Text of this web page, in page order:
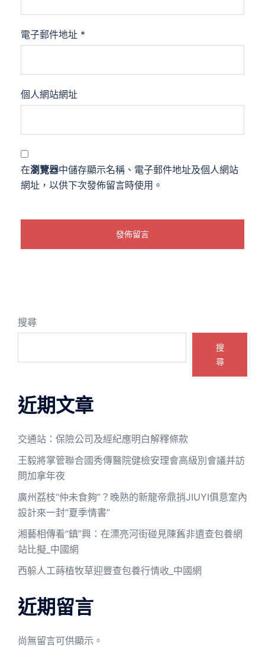
電子郵件地址 *
個人網站網址
在瀏覽器中儲存顯示名稱、電子郵件地址及個人網站
網址，以供下次發佈留言時使用。
搜尋
搜
尋
近期文章
交通站：保險公司及經紀應明白解釋條款
王毅將掌管聯合國秀傳醫院健檢安理會高級別會議并訪
問加拿年夜
廣州荔枝“仲未食夠”？晚熟的新龍帝鼎捎JIUYI俱意室內
設計來一封“夏季情書”
湘藝相傳看“鎮”興：在漂亮河街碰見陳舊非遺查包養網
站比擬_中國網
西躲人工蒔植牧草迎豐查包養行情收_中國網
近期留言
尚無留言可供顯示。